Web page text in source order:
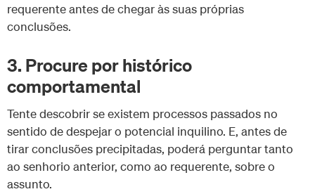
requerente antes de chegar às suas próprias
conclusões.
3. Procure por histórico
comportamental
Tente descobrir se existem processos passados no
sentido de despejar o potencial inquilino. E, antes de
tirar conclusões precipitadas, poderá perguntar tanto
ao senhorio anterior, como ao requerente, sobre o
assunto.